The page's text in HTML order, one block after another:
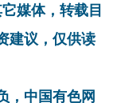
媒体，转载目
建议，仅供读
，中国有色网